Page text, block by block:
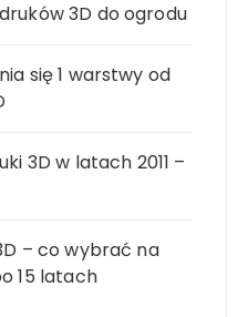
3D do ogrodu
się 1 warstwy od
3D w latach 2011 –
– co wybrać na
15 latach